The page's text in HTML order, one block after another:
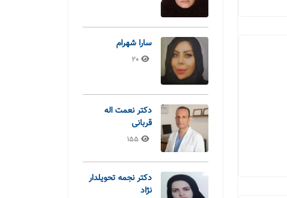
سارا شهرام
20
دکتر نعمت اله
قربانی
155
دکتر نجمه تحویلدار
نژاد